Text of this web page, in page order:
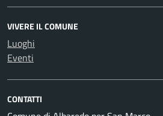
VIVERE IL COMUNE
Luoghi
Eventi
CONTATTI